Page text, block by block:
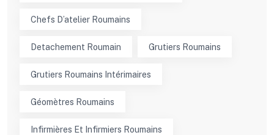
Chefs D’atelier Roumains
Detachement Roumain Grutiers Roumains
Grutiers Roumains Intérimaires
Géomètres Roumains
Infirmières Et Infirmiers Roumains